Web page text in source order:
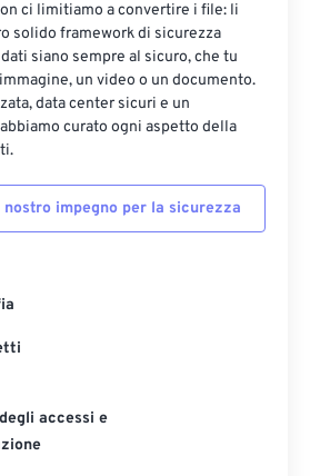
ci limitiamo a convertire i file: li
solido framework di sicurezza
siano sempre al sicuro, che tu
un video o un documento.
data center sicuri e un
curato ogni aspetto della
impegno per la sicurezza
accessi e